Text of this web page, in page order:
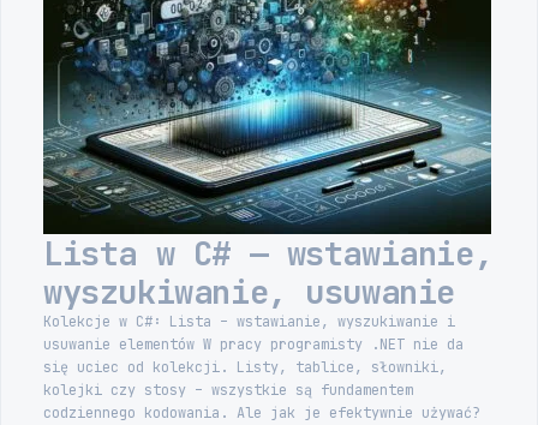
Lista w C# — wstawianie,
wyszukiwanie, usuwanie
Kolekcje w C#: Lista – wstawianie, wyszukiwanie i
usuwanie elementów W pracy programisty .NET nie da
się uciec od kolekcji. Listy, tablice, słowniki,
kolejki czy stosy – wszystkie są fundamentem
codziennego kodowania. Ale jak je efektywnie używać?